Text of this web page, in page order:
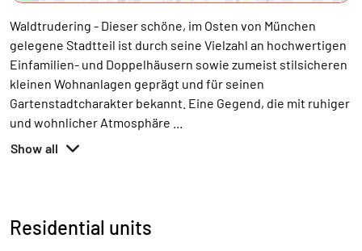
Waldtrudering - Dieser schöne, im Osten von München
gelegene Stadtteil ist durch seine Vielzahl an hochwertigen
Einfamilien- und Doppelhäusern sowie zumeist stilsicheren
kleinen Wohnanlagen geprägt und für seinen
Gartenstadtcharakter bekannt. Eine Gegend, die mit ruhiger
und wohnlicher Atmosphäre
Show all
Residential units